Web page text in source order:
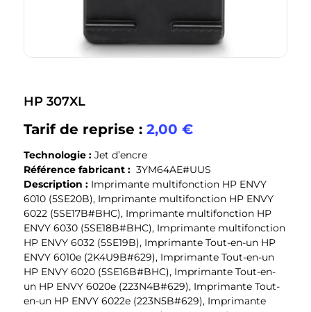
HP 307XL
Tarif de reprise : 2,00 €
Technologie :Jet d’encre
Référence fabricant :3YM64AE#UUS
Description : Imprimante multifonction HP ENVY
6010 (5SE20B), Imprimante multifonction HP ENVY
6022 (5SE17B#BHC), Imprimante multifonction HP
ENVY 6030 (5SE18B#BHC), Imprimante multifonction
HP ENVY 6032 (5SE19B), Imprimante Tout-en-un HP
ENVY 6010e (2K4U9B#629), Imprimante Tout-en-un
HP ENVY 6020 (5SE16B#BHC), Imprimante Tout-en-
un HP ENVY 6020e (223N4B#629), Imprimante Tout-
en-un HP ENVY 6022e (223N5B#629), Imprimante